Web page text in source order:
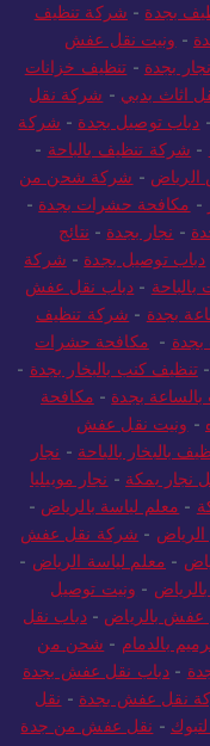
بجدة - شركة تنظيف
- ونيت نقل عفش
نجار بجدة - تنظيف خزانات
اثاث بدبي - شركة نقل
- دباب توصيل بجدة - شركة
- شركة تنظيف بالباحة -
- شركة شحن من
- مكافحة حشرات بجدة -
- نجار بجدة - نتائج
دباب توصيل بجدة - شركة
- دباب نقل عفش
بجدة - شركة تنظيف
بجدة - مكافحة حشرات
-تنظيف كنب بالبخار بجدة -
بجدة - مكافحة
- ونيت نقل عفش
بالبخار بالباحة - نجار
نجار بمكة - نجار موبيليا
- معلم لياسة بالرياض -
- شركة نقل عفش
- معلم لياسة الرياض -
- ونيت توصيل
بالرياض -دباب نقل
بالدمام - شحن من
- دباب نقل عفش بجدة
نقل عفش بجدة - نقل
- نقل عفش من جدة